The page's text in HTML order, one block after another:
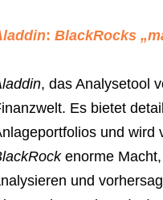
: BlackRocks
, das Analysetool
Es bietet
und wird
enorme Macht,
und